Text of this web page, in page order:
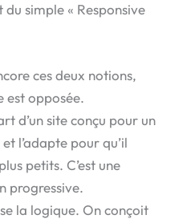
simple « Responsive
ces deux notions,
est opposée.
d’un site conçu pour un
l’adapte pour qu’il
petits. C’est une
progressive.
la logique. On conçoit